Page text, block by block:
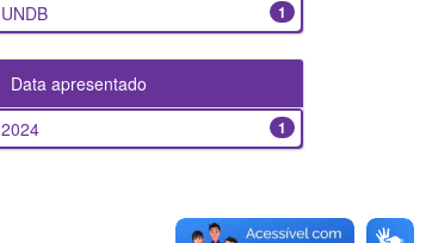
1
UNDB
Data apresentado
1
2024